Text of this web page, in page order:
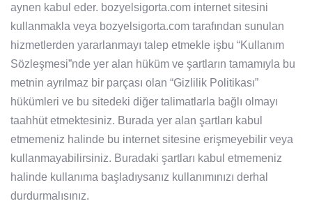
aynen kabul eder. bozyelsigorta.com internet sitesini
kullanmakla veya bozyelsigorta.com tarafından sunulan
hizmetlerden yararlanmayı talep etmekle işbu “Kullanım
Sözleşmesi”nde yer alan hüküm ve şartların tamamıyla bu
metnin ayrılmaz bir parçası olan “Gizlilik Politikası”
hükümleri ve bu sitedeki diğer talimatlarla bağlı olmayı
taahhüt etmektesiniz. Burada yer alan şartları kabul
etmemeniz halinde bu internet sitesine erişmeyebilir veya
kullanmayabilirsiniz. Buradaki şartları kabul etmemeniz
halinde kullanıma başladıysanız kullanımınızı derhal
durdurmalısınız.